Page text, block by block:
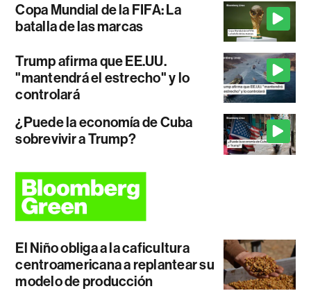
Copa Mundial de la FIFA: La
batalla de las marcas
Trump afirma que EE.UU.
"mantendrá el estrecho" y lo
controlará
¿Puede la economía de Cuba
sobrevivir a Trump?
El Niño obliga a la caficultura
centroamericana a replantear su
modelo de producción